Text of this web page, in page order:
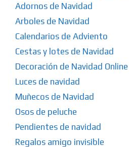
Adornos de Navidad
Arboles de Navidad
Calendarios de Adviento
Cestas y lotes de Navidad
Decoración de Navidad Online
Luces de navidad
Muñecos de Navidad
Osos de peluche
Pendientes de navidad
Regalos amigo invisible